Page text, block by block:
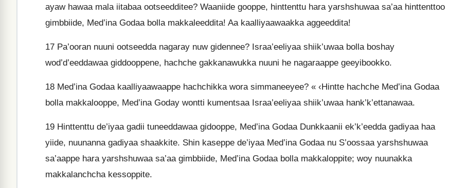
ayaw hawaa mala iitabaa ootseedditee? Waaniide gooppe, hinttenttu hara yarshshuwaa sa’aa hinttenttoo
gimbbiide, Med’ina Godaa bolla makkaleeddita! Aa kaalliyaawaakka aggeeddita!
17 Pa’ooran nuuni ootseedda nagaray nuw gidennee? Israa’eeliyaa shiik’uwaa bolla boshay
wod’d’eeddawaa giddooppene, hachche gakkanawukka nuuni he nagaraappe geeyibookko.
18 Med’ina Godaa kaalliyaawaappe hachchikka wora simmaneeyee? « ‹Hintte hachche Med’ina Godaa
bolla makkalooppe, Med’ina Goday wontti kumentsaa Israa’eeliyaa shiik’uwaa hank’k’ettanawaa.
19 Hinttenttu de’iyaa gadii tuneeddawaa gidooppe, Med’ina Godaa Dunkkaanii ek’k’eedda gadiyaa haa
yiide, nuunanna gadiyaa shaakkite. Shin kaseppe de’iyaa Med’ina Godaa nu S’oossaa yarshshuwaa
sa’aappe hara yarshshuwaa sa’aa gimbbiide, Med’ina Godaa bolla makkaloppite; woy nuunakka
makkalanchcha kessoppite.